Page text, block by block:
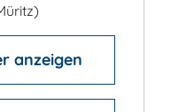
anzeigen